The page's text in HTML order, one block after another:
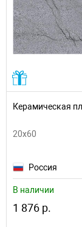
Керамическая
20x60
Россия
В наличии
1 876 р.